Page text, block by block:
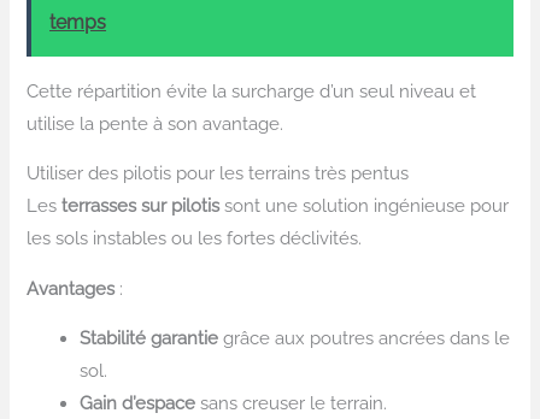
temps
Cette répartition évite la surcharge d’un seul niveau et
utilise la pente à son avantage.
Utiliser des pilotis pour les terrains très pentus
Lesterrasses sur pilotissont une solution ingénieuse pour
les sols instables ou les fortes déclivités.
Avantages:
Stabilité garantie grâce aux poutres ancrées dans le
sol.
Gain d’espace sans creuser le terrain.